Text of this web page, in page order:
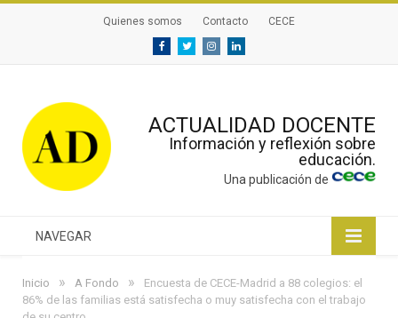
Quienes somos Contacto CECE
FacebookTwitterInstagramLinkedin
ACTUALIDAD DOCENTE
Información y reflexión sobre
educación.
Una publicación de
NAVEGAR
Inicio » A Fondo »
Encuesta de CECE-Madrid a 88 colegios: el
86% de las familias está satisfecha o muy satisfecha con el trabajo